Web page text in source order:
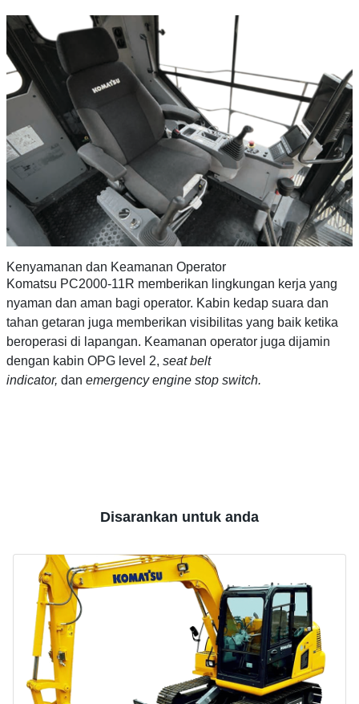
Kenyamanan dan Keamanan Operator
Komatsu PC2000-11R memberikan lingkungan kerja yang
nyaman dan aman bagi operator. Kabin kedap suara dan
tahan getaran juga memberikan visibilitas yang baik ketika
beroperasi di lapangan. Keamanan operator juga dijamin
dengan kabin OPG level 2, seat belt
indicator, dan emergency engine stop switch.
Disarankan untuk anda